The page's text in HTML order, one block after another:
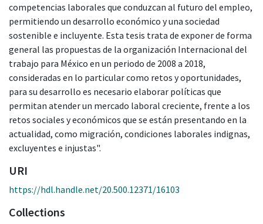
competencias laborales que conduzcan al futuro del empleo,
permitiendo un desarrollo económico y una sociedad
sostenible e incluyente. Esta tesis trata de exponer de forma
general las propuestas de la organización Internacional del
trabajo para México en un periodo de 2008 a 2018,
consideradas en lo particular como retos y oportunidades,
para su desarrollo es necesario elaborar políticas que
permitan atender un mercado laboral creciente, frente a los
retos sociales y económicos que se están presentando en la
actualidad, como migración, condiciones laborales indignas,
excluyentes e injustas".
URI
https://hdl.handle.net/20.500.12371/16103
Collections